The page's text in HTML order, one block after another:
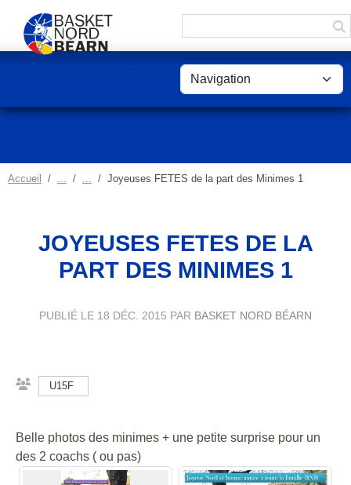
Accueil Joyeuses FETES de la part des Minimes 1
JOYEUSES FETES DE LA
PART DES MINIMES 1
PUBLIÉ LE 18 DÉC. 2015 PAR BASKET NORD BÉARN
U15F
Belle photos des minimes + une petite surprise pour un
des 2 coachs ( ou pas)